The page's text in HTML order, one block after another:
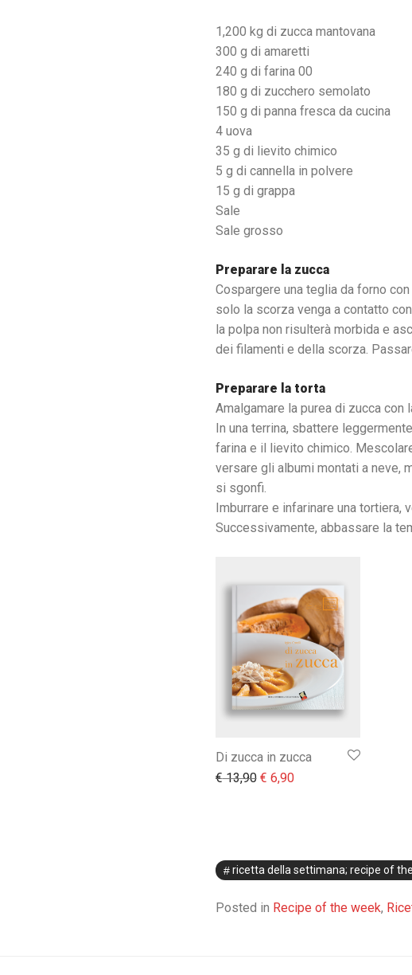
1,200 kg di zucca mantovana
300 g di amaretti
240 g di farina 00
180 g di zucchero semolato
150 g di panna fresca da cucina
4 uova
35 g di lievito chimico
5 g di cannella in polvere
15 g di grappa
Sale
Sale grosso
Preparare la zucca
Cospargere una teglia da forno
solo la scorza venga a contatto
la polpa non risulterà morbida e
dei filamenti e della scorza.
Preparare la torta
Amalgamare la purea di zucca con
In una terrina, sbattere
farina e il lievito chimico.
versare gli albumi montati a neve,
si sgonfi.
Imburrare e infarinare una tortiera,
Successivamente, abbassare la
Di zucca in zucca
€13,90 Il prezzo originale era: €
€ 6,90Il prezzo attuale è: €
ricetta della settimana; recipe of
Posted in Recipe of the week,